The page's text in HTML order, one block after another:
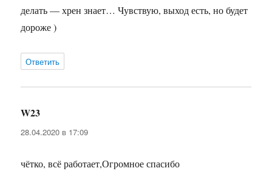
делать — хрен знает… Чувствую, выход есть, но будет
дороже )
Ответить
W23
28.04.2020 в 17:09
чётко, всё работает,Огромное спасибо